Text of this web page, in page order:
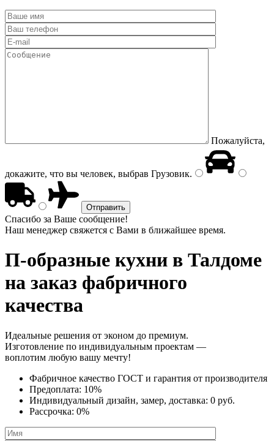
Пожалуйста,
докажите, что вы человек, выбрав Грузовик.
Спасибо за Ваше сообщение!
Наш менеджер свяжется с Вами в ближайшее время.
П-образные кухни в Талдоме
на заказ фабричного
качества
Идеальные решения от эконом до премиум.
Изготовление по индивидуальным проектам —
воплотим любую вашу мечту!
Фабричное качество ГОСТ и гарантия от производителя
Предоплата: 10%
Индивидуальный дизайн, замер, доставка: 0 руб.
Рассрочка: 0%